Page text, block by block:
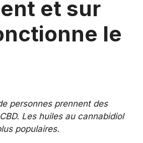
et sur
le
personnes prennent des
Les huiles au cannabidiol
populaires.